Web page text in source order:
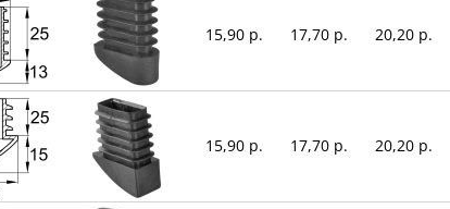
15,90 р. 17,70 р. 20,20 р.
15,90 р. 17,70 р. 20,20 р.